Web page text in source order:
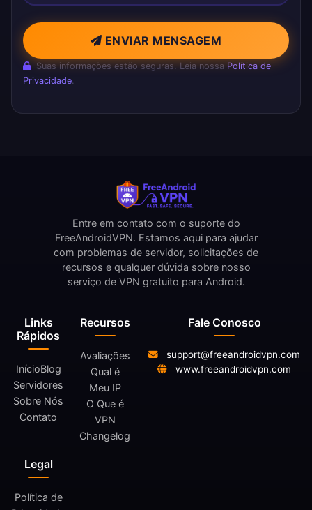
ENVIAR MENSAGEM
Suas informações estão seguras. Leia nossaPolítica de
Privacidade.
Links
Rápidos
InícioBlog
Servidores
Sobre Nós
Contato
Recursos
Avaliações
Qual é
Meu IP
O Que é
VPN
Changelog
Legal
Política de
Entre em contato com o suporte do
FreeAndroidVPN. Estamos aqui para ajudar
com problemas de servidor, solicitações de
recursos e qualquer dúvida sobre nosso
serviço de VPN gratuito para Android.
Fale Conosco
support@freeandroidvpn.com
www.freeandroidvpn.com